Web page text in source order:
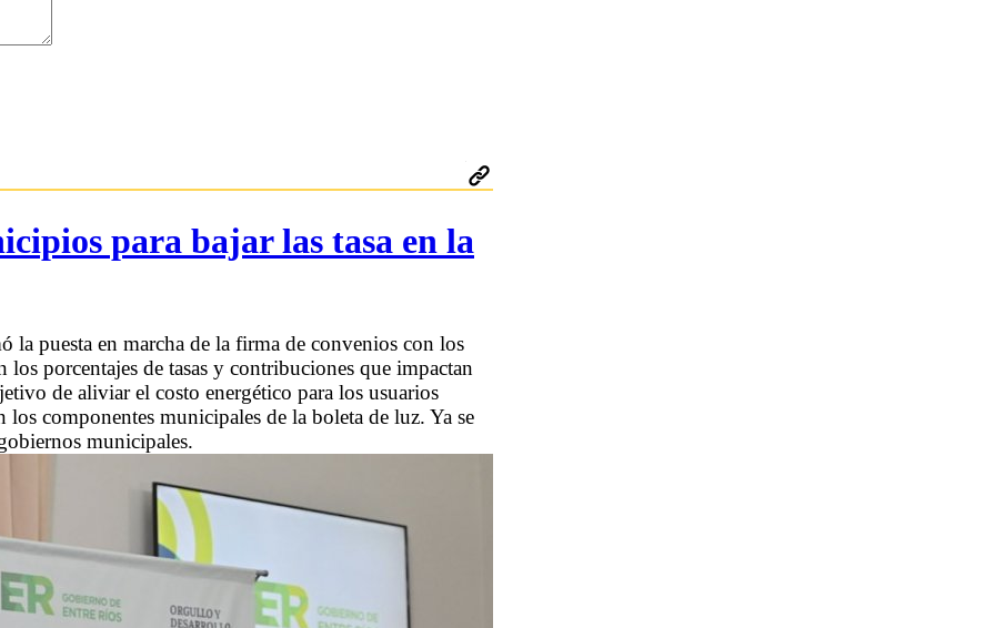
para bajar las tasa en la
puesta en marcha de la firma de convenios con los
porcentajes de tasas y contribuciones que impactan
de aliviar el costo energético para los usuarios
componentes municipales de la boleta de luz. Ya se
municipales.